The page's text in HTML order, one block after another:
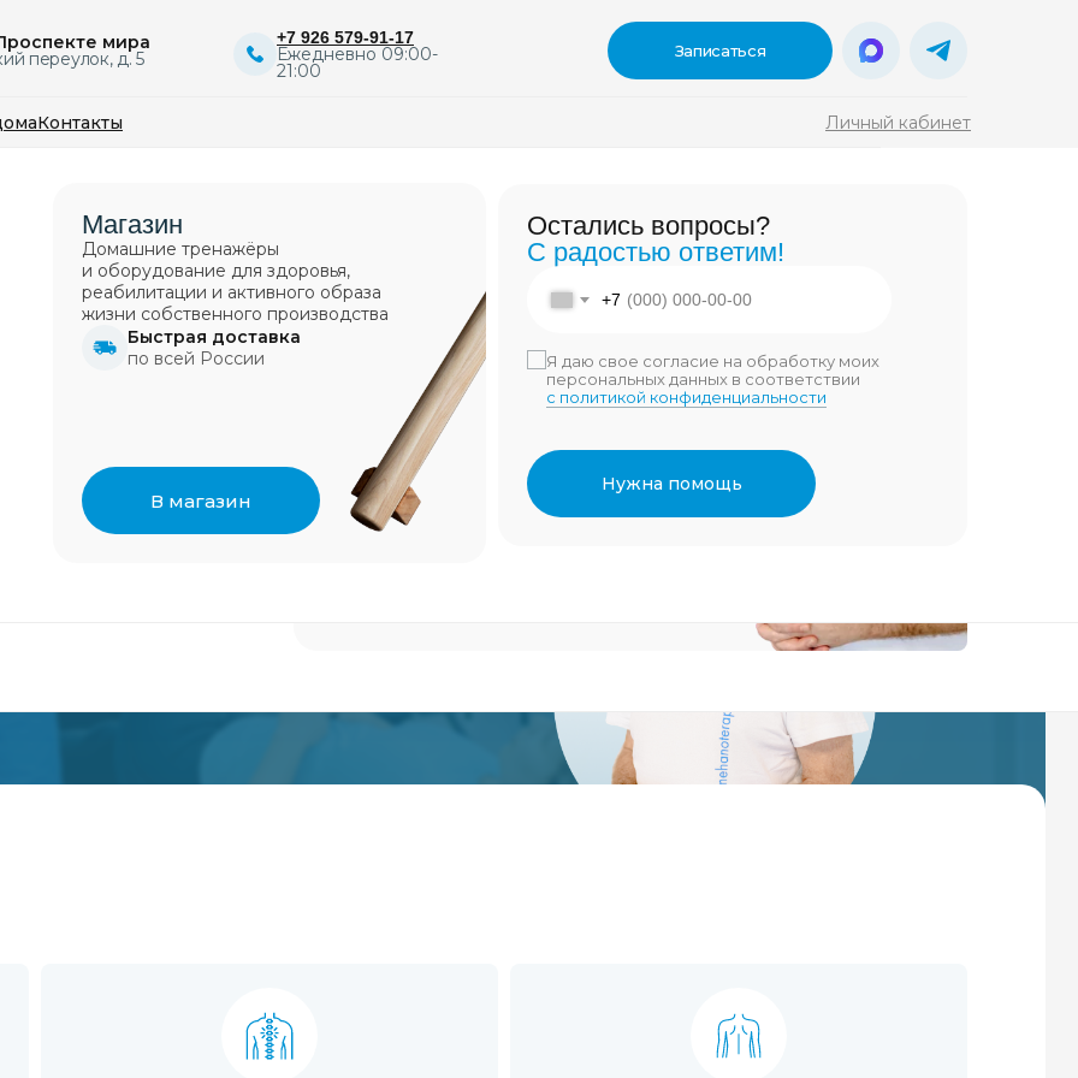
Записаться
Контакты
мира
переулок, д. 5
+7 926 579-91-17
Ежедневно 09:00-
21:00
Личный кабинет
Telegram
5 500
16 000
Остались вопросы?
С радостью ответим!
Если не знаете какой абонемент взять
или какой специалист нужен именно
вам. Мы вам поможем!
Я даю свое согласие на обработку моих
персональных данных в соответствии
с политикой конфиденциальности
нарушений осанки
задержек в развитии
с дисплазией ТБС
плоскостопия
сколиоза
при ДЦП
консультация
Остались вопросы?
С радостью ответим!
+7
Я даю свое согласие на обработку моих
персональных данных в соответствии
с политикой конфиденциальности
Нужна помощь
Магазин
Домашние тренажёры
и оборудование для здоровья,
реабилитации и активного образа
жизни cобственного производства
Быстрая доставка
по всей России
В магазин
первых
Руководитель Центра
Механотерапии. Эксперт в области
Бондаренко Владимир